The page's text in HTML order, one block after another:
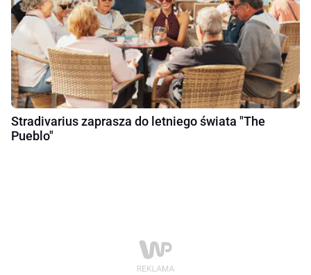
Stradivarius zaprasza do letniego świata "The
Pueblo"